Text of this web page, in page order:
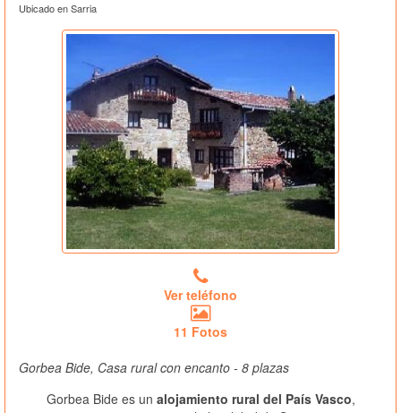
Ubicado en Sarria
Ver teléfono
11 Fotos
Gorbea Bide, Casa rural con encanto - 8 plazas
Gorbea Bide es un alojamiento rural del País Vasco,